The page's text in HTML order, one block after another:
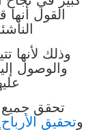
القول
وذلك لأنها
والوصول
تحقق
وتحقيق الأرباح